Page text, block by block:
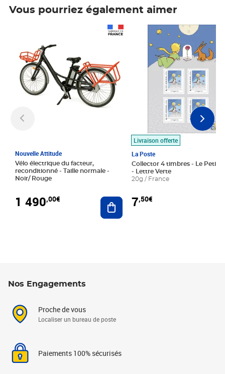
Vous pourriez également aimer
Nouvelle Attitude
Vélo électrique du facteur,
reconditionné - Taille normale -
Noir/ Rouge
1 490,00€ Ajouter au panier
Livraison offerte
La Poste
Collector 4 timbres - Le Petit
- Lettre Verte
20g / France
7,50€
Prix 7,50€
Nos Engagements
Proche de vous
Localiser un bureau de poste
Paiements 100% sécurisés